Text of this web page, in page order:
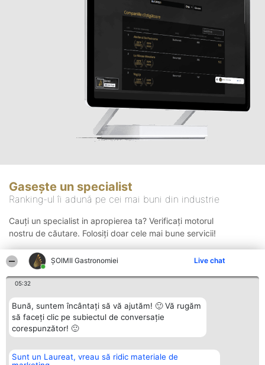
ȘOIMII Gastronomiei Live chat
05:32
Bună, suntem încântați să vă ajutăm! 🙂 Vă rugăm
să faceți clic pe subiectul de conversație
corespunzător! 🙂
Sunt un Laureat, vreau să ridic materiale de
Gasește un specialist
Ranking-ul îi adună pe cei mai buni din industrie
Cauți un specialist in apropierea ta? Verificați motorul
nostru de căutare. Folosiți doar cele mai bune servicii!
Organizator Ranking Plebiscyt Contact